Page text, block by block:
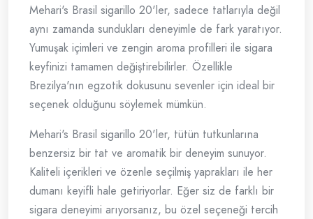
Mehari's Brasil sigarillo 20'ler, sadece tatlarıyla değil
aynı zamanda sundukları deneyimle de fark yaratıyor.
Yumuşak içimleri ve zengin aroma profilleri ile sigara
keyfinizi tamamen değiştirebilirler. Özellikle
Brezilya'nın egzotik dokusunu sevenler için ideal bir
seçenek olduğunu söylemek mümkün.
Mehari's Brasil sigarillo 20'ler, tütün tutkunlarına
benzersiz bir tat ve aromatik bir deneyim sunuyor.
Kaliteli içerikleri ve özenle seçilmiş yaprakları ile her
dumanı keyifli hale getiriyorlar. Eğer siz de farklı bir
sigara deneyimi arıyorsanız, bu özel seçeneği tercih